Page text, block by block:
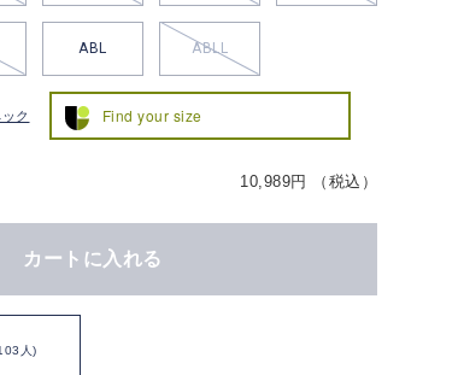
ABL ABLL
ク Find your size
10,989円 （税込）
カートに入れる
人)